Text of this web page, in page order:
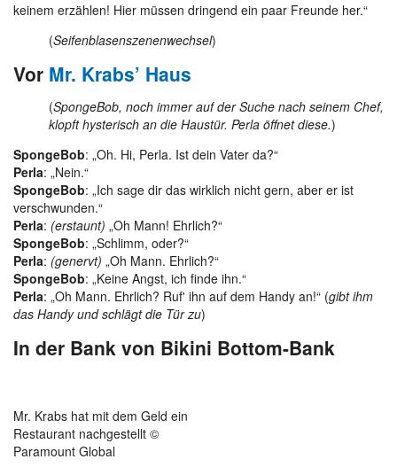
keinem erzählen! Hier müssen dringend ein paar Freunde her.“
(Seifenblasenszenenwechsel)
Vor Mr. Krabs’ Haus
(SpongeBob, noch immer auf der Suche nach seinem Chef,
klopft hysterisch an die Haustür. Perla öffnet diese.)
SpongeBob: „Oh. Hi, Perla. Ist dein Vater da?“
Perla: „Nein.“
SpongeBob: „Ich sage dir das wirklich nicht gern, aber er ist
verschwunden.“
Perla: (erstaunt) „Oh Mann! Ehrlich?“
SpongeBob: „Schlimm, oder?“
Perla: (genervt) „Oh Mann. Ehrlich?“
SpongeBob: „Keine Angst, ich finde ihn.“
Perla: „Oh Mann. Ehrlich? Ruf' ihn auf dem Handy an!“ (gibt ihm
das Handy und schlägt die Tür zu)
In der Bank von Bikini Bottom-Bank
Mr. Krabs hat mit dem Geld ein
Restaurant nachgestellt ©
Paramount Global